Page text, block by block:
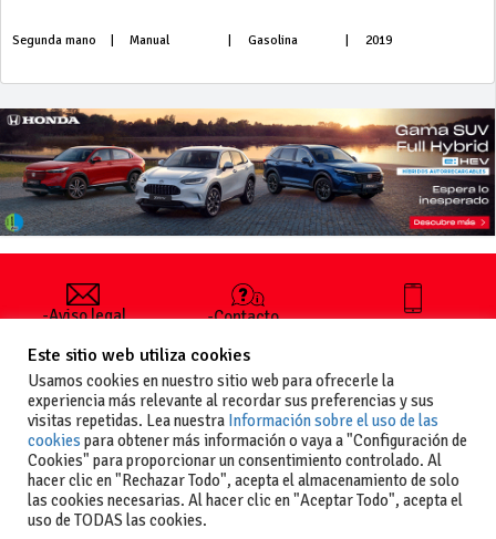
Segunda mano Manual Gasolina 2019
-Aviso legal
generales
de uso
-Política de
privacidad
-Política de
cookies
-Contacto
publicar un
anuncio
-Vende+
+34 627 35
Este sitio web utiliza cookies
Usamos cookies en nuestro sitio web para ofrecerle la
experiencia más relevante al recordar sus preferencias y sus
visitas repetidas. Lea nuestra Información sobre el uso de las
cookies para obtener más información o vaya a "Configuración de
Cookies" para proporcionar un consentimiento controlado. Al
hacer clic en "Rechazar Todo", acepta el almacenamiento de solo
las cookies necesarias. Al hacer clic en "Aceptar Todo", acepta el
uso de TODAS las cookies.